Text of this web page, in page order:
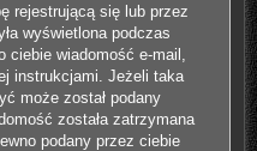
rejestrującą się lub przez
wyświetlona podczas
ciebie wiadomość e-mail,
instrukcjami. Jeżeli taka
może został podany
została zatrzymana
podany przez ciebie